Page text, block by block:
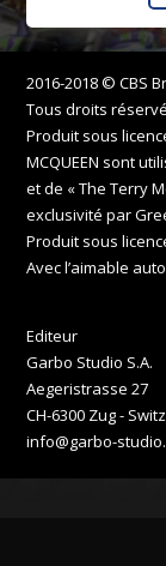
2016-2018 © CBS
Tous droits
Produit sous
MCQUEEN sont
et de « The Terry
exclusivité par
Produit sous
Avec l’aimable
Editeur
Garbo Studio S.A.
Aegeristrasse 27
CH-6300 Zug -
info@garbo-